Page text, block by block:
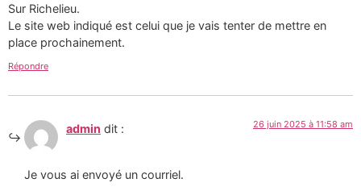
Sur Richelieu.
Le site web indiqué est celui que je vais tenter de mettre en
place prochainement.
Répondre
admin dit : 26 juin 2025 à 11:58 am
Je vous ai envoyé un courriel.